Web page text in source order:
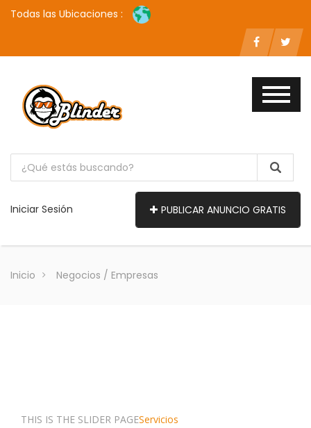
Todas las Ubicaciones :
Iniciar Sesión PUBLICAR ANUNCIO GRATIS
Inicio Negocios / Empresas
THIS IS THE SLIDER PAGEServicios